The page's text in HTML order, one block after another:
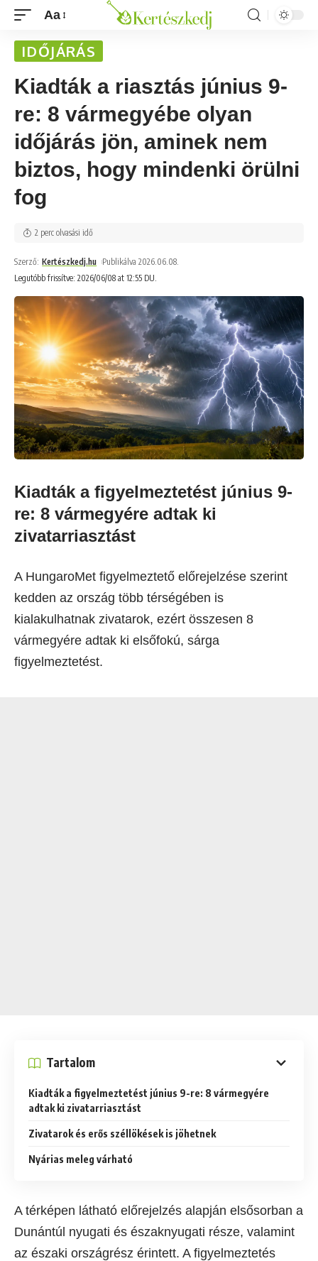
Aa
IDŐJÁRÁS
Kiadták a riasztás június 9-
re: 8 vármegyébe olyan
időjárás jön, aminek nem
biztos, hogy mindenki örülni
fog
Legutóbb frissítve: 2026/06/08 at 12:55 DU.
Szerző: Kertészkedj.hu Publikálva 2026.06.08.
2 perc olvasási idő
Kiadták a figyelmeztetést június 9-
re: 8 vármegyére adtak ki
zivatarriasztást
A HungaroMet figyelmeztető előrejelzése szerint
kedden az ország több térségében is
kialakulhatnak zivatarok, ezért összesen 8
vármegyére adtak ki elsőfokú, sárga
figyelmeztetést.
Tartalom
Kiadták a figyelmeztetést június 9-re: 8 vármegyére
adtak ki zivatarriasztást
Zivatarok és erős széllökések is jöhetnek
Nyárias meleg várható
A térképen látható előrejelzés alapján elsősorban a
Dunántúl nyugati és északnyugati része, valamint
az északi országrész érintett. A figyelmeztetés